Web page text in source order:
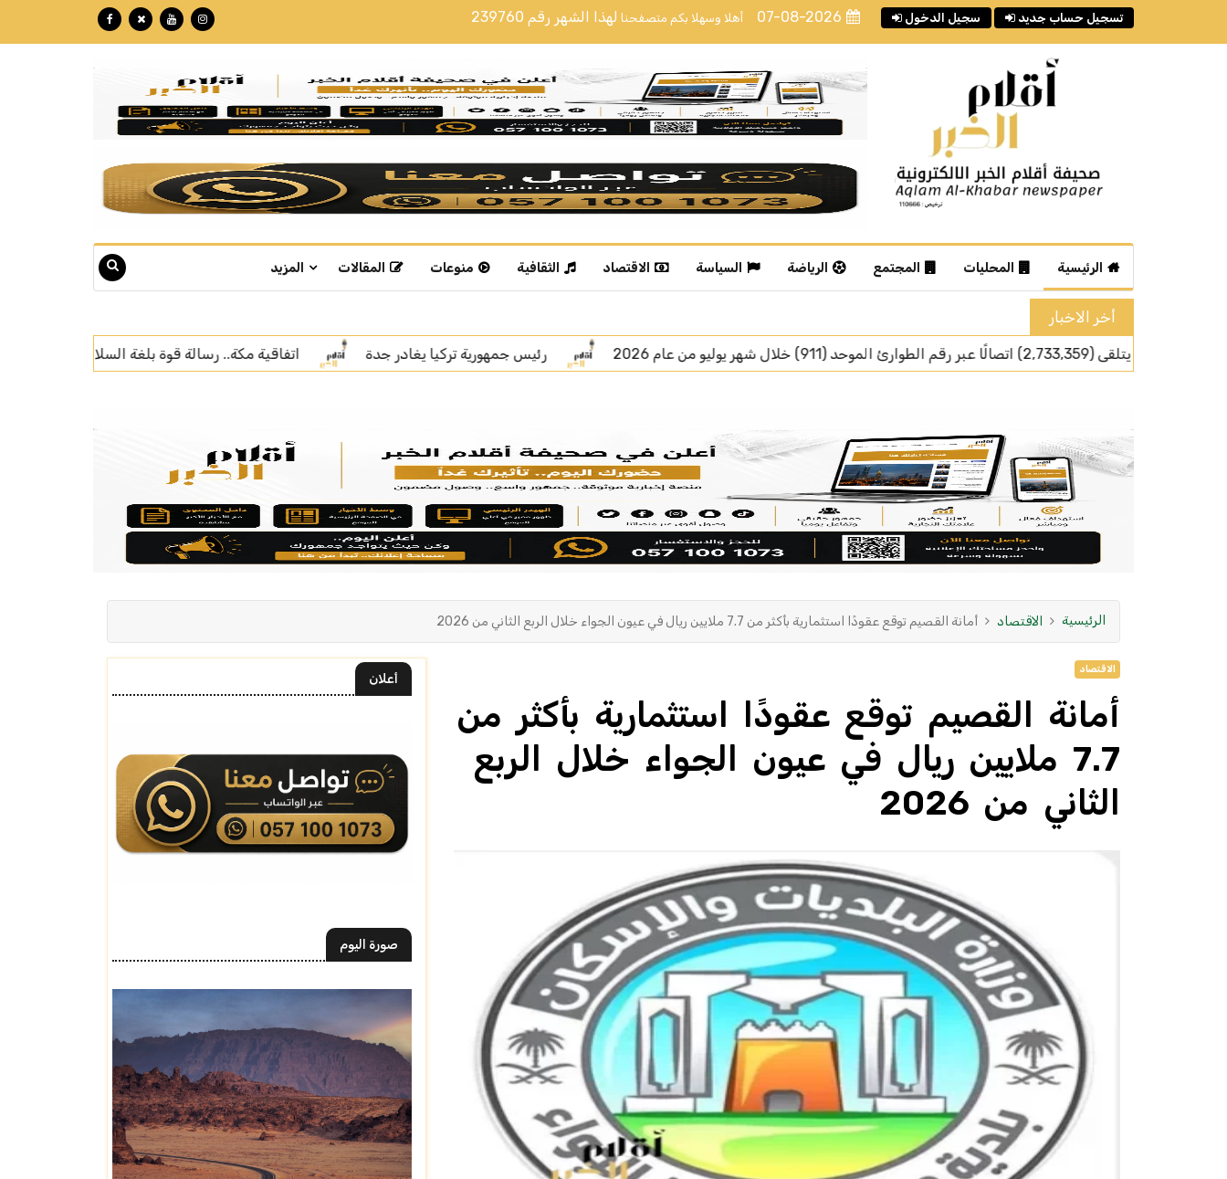
أهلا وسهلا بكم متصفحنا لهذا الشهر رقم 239760 07-08-2026 سجيل الدخول تسجيل حساب جديد
الرئيسية المحليات المجتمع الرياضة السياسة الاقتصاد الثقافية منوعات المقالات المزيد
أخر الاخبار
رئيس جمهورية تركيا يغادر جدة اتفاقية مكة.. رسالة قوة بلغة السلام سمو ولي العهد يلتقي رئيس الجمهورية التركية
الرئيسية الاقتصاد أمانة القصيم توقع عقودًا استثمارية بأكثر من 7.7 ملايين ريال في عيون الجواء خلال الربع الثاني من 2026
الاقتصاد
أمانة القصيم توقع عقودًا استثمارية بأكثر من
7.7 ملايين ريال في عيون الجواء خلال الربع
الثاني من 2026
أعلان
صورة اليوم